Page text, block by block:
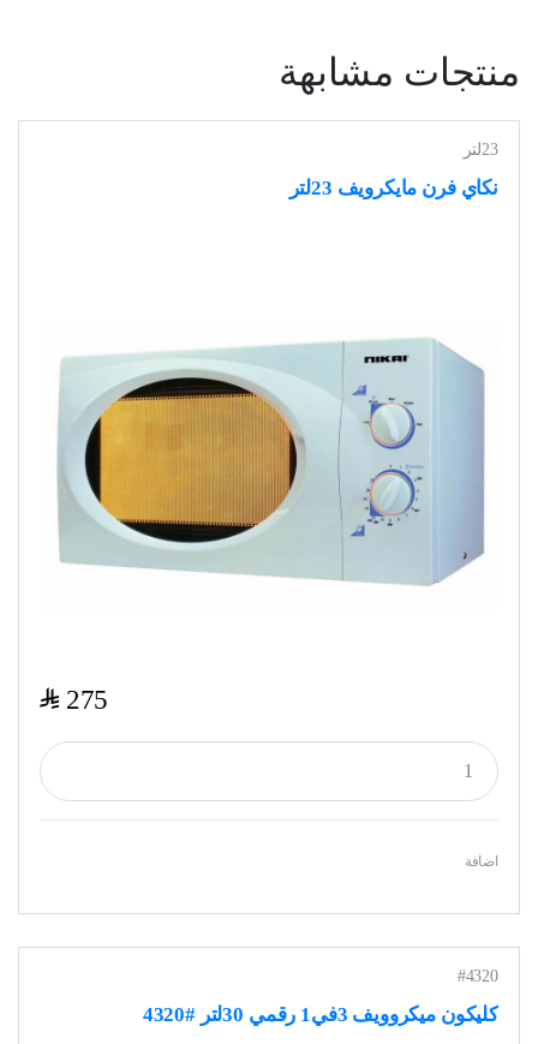
منتجات مشابهة
23لتر
نكاي فرن مايكرويف 23لتر
275
$
اضافة
#4320
كليكون ميكروويف 3في1 رقمي 30لتر #4320